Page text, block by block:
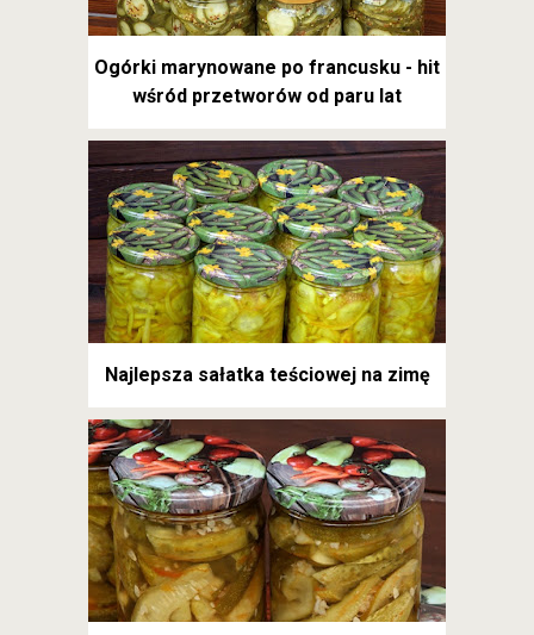
Ogórki marynowane po francusku - hit
wśród przetworów od paru lat
Najlepsza sałatka teściowej na zimę